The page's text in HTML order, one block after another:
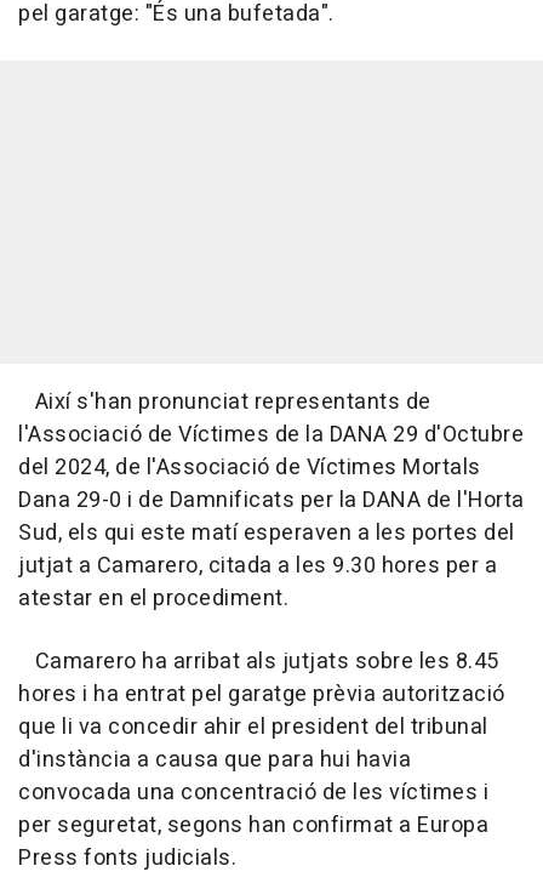
pel garatge: "És una bufetada".
Així s'han pronunciat representants de
l'Associació de Víctimes de la DANA 29 d'Octubre
del 2024, de l'Associació de Víctimes Mortals
Dana 29-0 i de Damnificats per la DANA de l'Horta
Sud, els qui este matí esperaven a les portes del
jutjat a Camarero, citada a les 9.30 hores per a
atestar en el procediment.
Camarero ha arribat als jutjats sobre les 8.45
hores i ha entrat pel garatge prèvia autorització
que li va concedir ahir el president del tribunal
d'instància a causa que para hui havia
convocada una concentració de les víctimes i
per seguretat, segons han confirmat a Europa
Press fonts judicials.